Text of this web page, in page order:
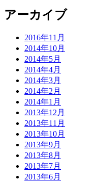
アーカイブ
2016年11月
2014年10月
2014年5月
2014年4月
2014年3月
2014年2月
2014年1月
2013年12月
2013年11月
2013年10月
2013年9月
2013年8月
2013年7月
2013年6月